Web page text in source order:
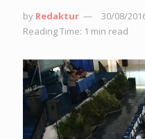
by Redaktur 30/08/
Reading Time: 1 min read